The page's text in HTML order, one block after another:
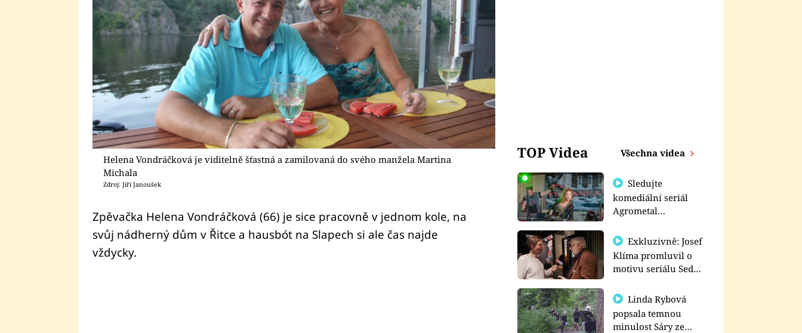
Helena Vondráčková je viditelně šťastná a zamilovaná do svého manžela Martina
Michala
Zdroj: Jiří Janoušek
Zpěvačka Helena Vondráčková (66) je sice pracovně v jednom kole, na
svůj nádherný dům v Řitce a hausbót na Slapech si ale čas najde
vždycky.
TOP Videa Všechna videa
Sledujte
komediální seriál
Agrometal
prima+
Exkluzivně: Josef
Klíma promluvil o
motivu seriálu Sedm
Linda Rybová
popsala temnou
minulost Sáry ze